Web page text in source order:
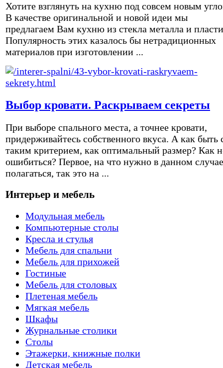
Хотите взглянуть на кухню под совсем новым
В качестве оригинальной и новой идеи мы
предлагаем Вам кухню из стекла металла и
Популярность этих казалось бы нетрадиционных
материалов при изготовлении ...
Выбор кровати. Раскрываем секреты
При выборе спального места, а точнее кровати,
придерживайтесь собственного вкуса. А как быть
таким критерием, как оптимальный размер? Как
ошибиться? Первое, на что нужно в данном случае
полагаться, так это на ...
Интерьер и мебель
Модульная мебель
Компьютерные столы
Кресла и стулья
Мебель для спальни
Мебель для прихожей
Гостиные
Мебель для столовых
Плетеная мебель
Мягкая мебель
Шкафы
Журнальные столики
Столы
Этажерки, книжные полки
Детская мебель